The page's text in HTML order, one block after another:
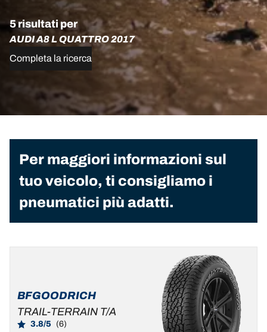
5 risultati per
AUDI A8 L QUATTRO 2017
Completa la ricerca
Per maggiori informazioni sul
tuo veicolo, ti consigliamo i
pneumatici più adatti.
BFGOODRICH
TRAIL-TERRAIN T/A
3.8/5 (6)